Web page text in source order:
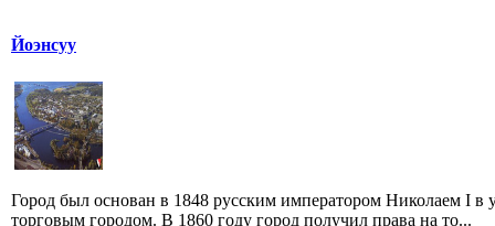
Йоэнсуу
Город был основан в 1848 русским императором Николаем I
торговым городом. В 1860 году город получил права на то...